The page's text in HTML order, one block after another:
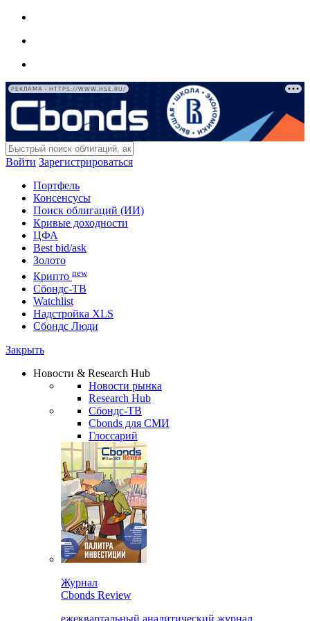
РЕКЛАМА • HTTPS://WWW.HSE.RU/
Войти Зарегистрироваться
Портфель
Консенсусы
Поиск облигаций (ИИ)
Кривые доходности
ЦФА
Best bid/ask
Золото
Крипто new
Сбондс-ТВ
Watchlist
Надстройка XLS
Сбондс Люди
Закрыть
Новости & Research Hub
Новости рынка
Research Hub
Сбондс-ТВ
Cbonds для СМИ
Глоссарий
Журнал
Cbonds Review
ежеквартальный аналитический журнал